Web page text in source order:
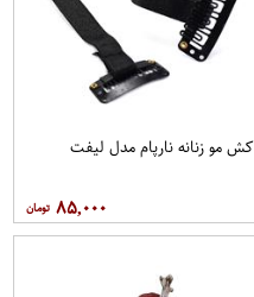
کش مو زنانه نارپام مدل لیفت
۸۵,۰۰۰